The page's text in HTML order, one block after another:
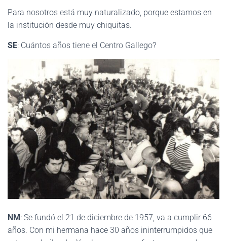
Para nosotros está muy naturalizado, porque estamos en
la institución desde muy chiquitas.
SE: Cuántos años tiene el Centro Gallego?
NM : Se fundó el 21 de diciembre de 1957, va a cumplir 66
años. Con mi hermana hace 30 años ininterrumpidos que